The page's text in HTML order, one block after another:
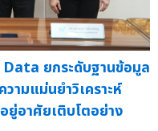
ยกระดับฐานข้อมูล
ามแม่นยำวิเคราะห์
อาศัยเติบโตอย่าง